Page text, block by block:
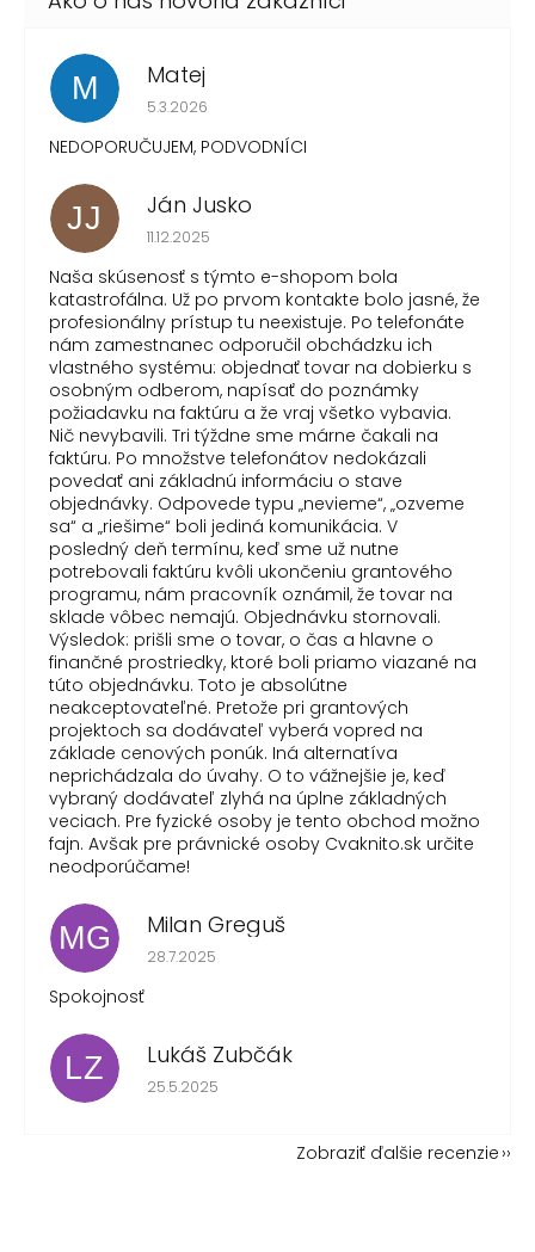
M Matej
Hodnotenie obchodu je 1 z 5 hviezdičiek.
5.3.2026
NEDOPORUČUJEM, PODVODNÍCI
JJ Ján Jusko
Hodnotenie obchodu je 1 z 5 hviezdičiek.
11.12.2025
Naša skúsenosť s týmto e-shopom bola
katastrofálna. Už po prvom kontakte bolo jasné, že
profesionálny prístup tu neexistuje. Po telefonáte
nám zamestnanec odporučil obchádzku ich
vlastného systému: objednať tovar na dobierku s
osobným odberom, napísať do poznámky
požiadavku na faktúru a že vraj všetko vybavia.
Nič nevybavili. Tri týždne sme márne čakali na
faktúru. Po množstve telefonátov nedokázali
povedať ani základnú informáciu o stave
objednávky. Odpovede typu „nevieme“, „ozveme
sa“ a „riešime“ boli jediná komunikácia. V
posledný deň termínu, keď sme už nutne
potrebovali faktúru kvôli ukončeniu grantového
programu, nám pracovník oznámil, že tovar na
sklade vôbec nemajú. Objednávku stornovali.
Výsledok: prišli sme o tovar, o čas a hlavne o
finančné prostriedky, ktoré boli priamo viazané na
túto objednávku. Toto je absolútne
neakceptovateľné. Pretože pri grantových
projektoch sa dodávateľ vyberá vopred na
základe cenových ponúk. Iná alternatíva
neprichádzala do úvahy. O to vážnejšie je, keď
vybraný dodávateľ zlyhá na úplne základných
veciach. Pre fyzické osoby je tento obchod možno
fajn. Avšak pre právnické osoby Cvaknito.sk určite
neodporúčame!
MG Milan Greguš
Hodnotenie obchodu je 5 z 5 hviezdičiek.
28.7.2025
Spokojnosť
LZ Lukáš Zubčák
Hodnotenie obchodu je 5 z 5 hviezdičiek.
25.5.2025
Zobraziť ďalšie recenzie